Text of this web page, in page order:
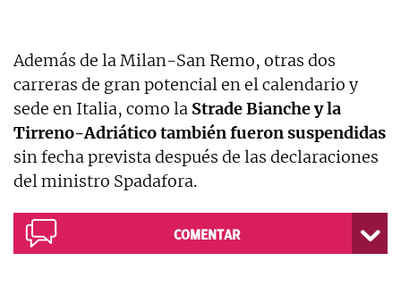
Además de la Milan-San Remo, otras dos
carreras de gran potencial en el calendario y
sede en Italia, como la Strade Bianche y la
Tirreno-Adriático también fueron suspendidas
sin fecha prevista después de las declaraciones
del ministro Spadafora.
COMENTAR